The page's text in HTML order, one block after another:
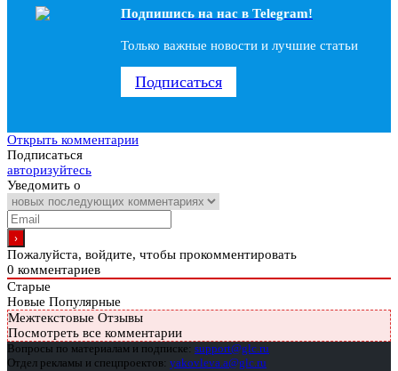
Подпишись на наc в Telegram!
Только важные новости и лучшие статьи
Подписаться
Открыть комментарии
Подписаться
авторизуйтесь
Уведомить о
Пожалуйста, войдите, чтобы прокомментировать
0 комментариев
Старые
Новые Популярные
Межтекстовые Отзывы
Посмотреть все комментарии
Вопросы по материалам и подписке: support@glc.ru
Отдел рекламы и спецпроектов: yakovleva.a@glc.ru